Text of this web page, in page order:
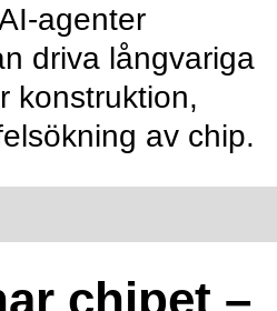
agenter
driva långvariga
konstruktion,
av chip.
chipet –